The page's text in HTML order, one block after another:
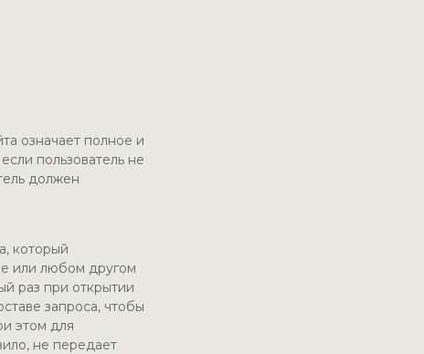
означает полное и
пользователь не
должен
который
или любом другом
раз при открытии
запроса, чтобы
этом для
не передает